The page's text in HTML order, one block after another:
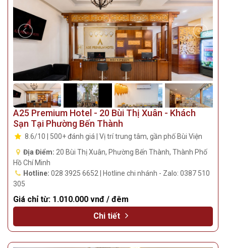
A25 Premium Hotel - 20 Bùi Thị Xuân - Khách
Sạn Tại Phường Bến Thành
8.6/10 | 500+ đánh giá | Vị trí trung tâm, gần phố Bùi Viện
Địa Điểm: 20 Bùi Thị Xuân, Phường Bến Thành, Thành Phố
Hồ Chí Minh
Hotline: 028 3925 6652 | Hotline chi nhánh - Zalo: 0387 510
305
Giá chỉ từ: 1.010.000 vnđ / đêm
Chi tiết